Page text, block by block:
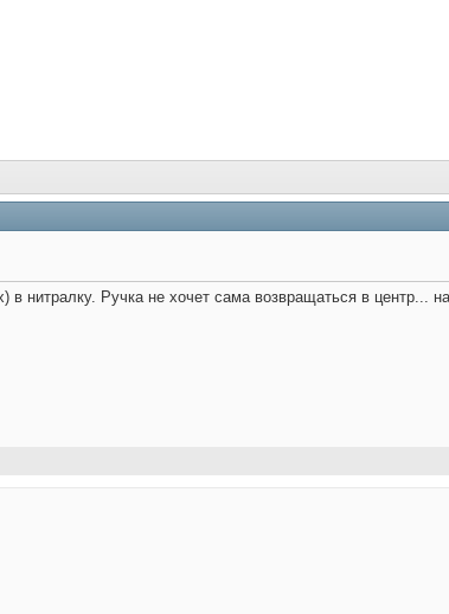
в нитралку. Ручка не хочет сама возвращаться в центр...